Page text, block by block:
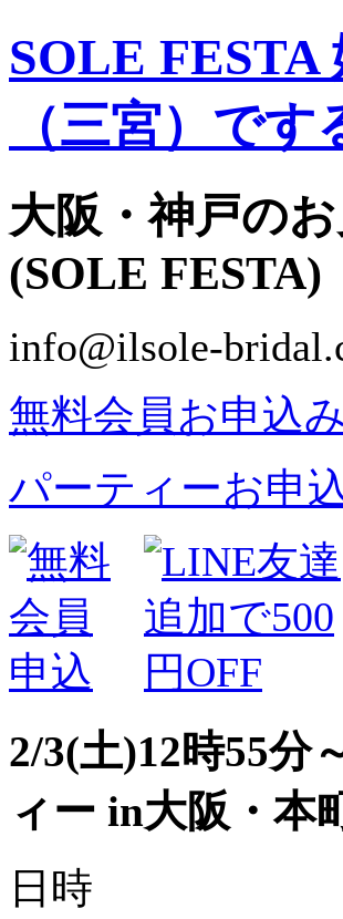
SOLE FESTA
（三宮）で
大阪・神戸の
(SOLE FESTA)
info@ilsole-
無料会員お申込み
パーティーお申
2/3(土)12時55分
ィー in大阪・本
日時